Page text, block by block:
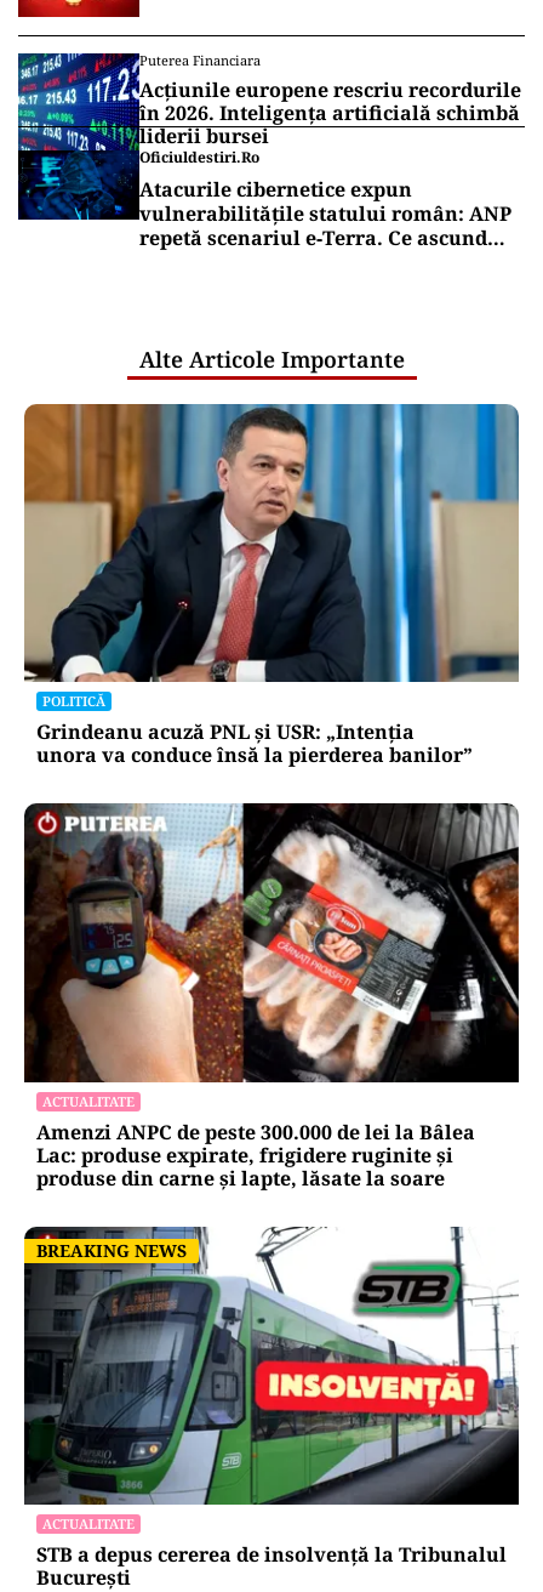
Puterea Financiara
Acțiunile europene rescriu recordurile
în 2026. Inteligența artificială schimbă
liderii bursei
Oficiuldestiri.ro
Atacurile cibernetice expun
vulnerabilitățile statului român: ANP
repetă scenariul e‑Terra. Ce ascund
Alte Articole Importante
POLITICĂ
Grindeanu acuză PNL și USR: „Intenția
unora va conduce însă la pierderea banilor”
ACTUALITATE
Amenzi ANPC de peste 300.000 de lei la Bâlea
Lac: produse expirate, frigidere ruginite și
produse din carne și lapte, lăsate la soare
BREAKING NEWS
BREAKING NEWS
ACTUALITATE
STB a depus cererea de insolvență la Tribunalul
București